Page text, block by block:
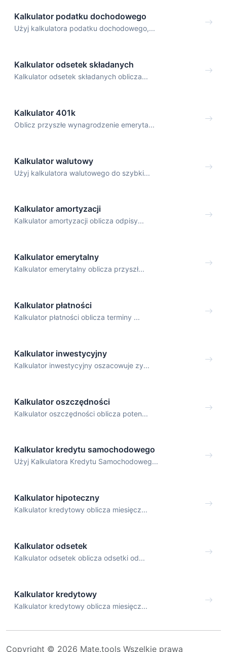
Kalkulator podatku dochodowego
Użyj kalkulatora podatku dochodowego,...
Kalkulator odsetek składanych
Kalkulator odsetek składanych oblicza...
Kalkulator 401k
Oblicz przyszłe wynagrodzenie emeryta...
Kalkulator walutowy
Użyj kalkulatora walutowego do szybki...
Kalkulator amortyzacji
Kalkulator amortyzacji oblicza odpisy...
Kalkulator emerytalny
Kalkulator emerytalny oblicza przyszł...
Kalkulator płatności
Kalkulator płatności oblicza terminy ...
Kalkulator inwestycyjny
Kalkulator inwestycyjny oszacowuje zy...
Kalkulator oszczędności
Kalkulator oszczędności oblicza poten...
Kalkulator kredytu samochodowego
Użyj Kalkulatora Kredytu Samochodoweg...
Kalkulator hipoteczny
Kalkulator kredytowy oblicza miesięcz...
Kalkulator odsetek
Kalkulator odsetek oblicza odsetki od...
Kalkulator kredytowy
Kalkulator kredytowy oblicza miesięcz...
Copyright © 2026 Mate.tools Wszelkie prawa